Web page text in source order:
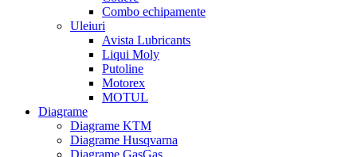
Combo echipamente
Uleiuri
Avista Lubricants
Liqui Moly
Putoline
Motorex
MOTUL
Diagrame
Diagrame KTM
Diagrame Husqvarna
Diagrame GasGas